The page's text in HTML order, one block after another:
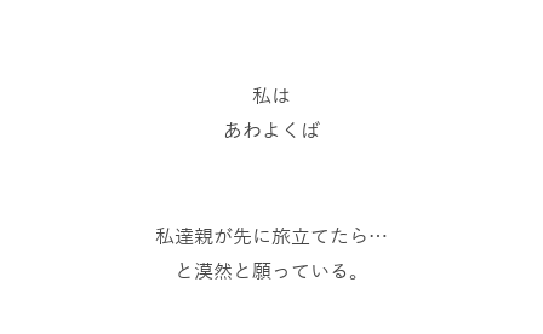
私は
あわよくば
私達親が先に旅立てたら…
と漠然と願っている。